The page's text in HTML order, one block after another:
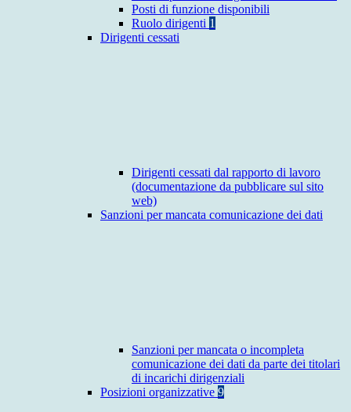
Posti di funzione disponibili
Ruolo dirigenti 1
Dirigenti cessati
Dirigenti cessati dal rapporto di lavoro
(documentazione da pubblicare sul sito
web)
Sanzioni per mancata comunicazione dei dati
Sanzioni per mancata o incompleta
comunicazione dei dati da parte dei titolari
di incarichi dirigenziali
Posizioni organizzative 9